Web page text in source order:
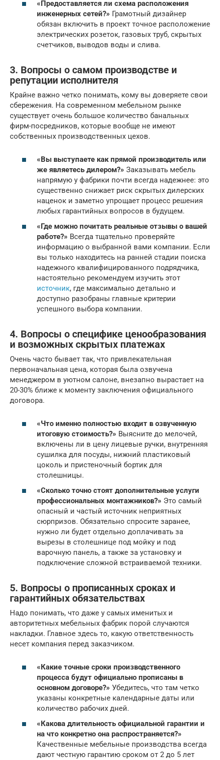
«Предоставляется ли схема расположения
инженерных сетей?» Грамотный дизайнер
обязан включить в проект точное расположение
электрических розеток, газовых труб, скрытых
счетчиков, выводов воды и слива.
3. Вопросы о самом производстве и
репутации исполнителя
Крайне важно четко понимать, кому вы доверяете свои
сбережения. На современном мебельном рынке
существует очень большое количество банальных
фирм-посредников, которые вообще не имеют
собственных производственных цехов.
«Вы выступаете как прямой производитель или
же являетесь дилером?» Заказывать мебель
напрямую у фабрики почти всегда надежнее: это
существенно снижает риск скрытых дилерских
наценок и заметно упрощает процесс решения
любых гарантийных вопросов в будущем.
«Где можно почитать реальные отзывы о вашей
работе?» Всегда тщательно проверяйте
информацию о выбранной вами компании. Если
вы только находитесь на ранней стадии поиска
надежного квалифицированного подрядчика,
настоятельно рекомендуем изучить этот
источник, где максимально детально и
доступно разобраны главные критерии
успешного выбора компании.
4. Вопросы о специфике ценообразования
и возможных скрытых платежах
Очень часто бывает так, что привлекательная
первоначальная цена, которая была озвучена
менеджером в уютном салоне, внезапно вырастает на
20-30% ближе к моменту заключения официального
договора.
«Что именно полностью входит в озвученную
итоговую стоимость?» Выясните до мелочей,
включены ли в цену лицевые ручки, внутренняя
сушилка для посуды, нижний пластиковый
цоколь и пристеночный бортик для
столешницы.
«Сколько точно стоят дополнительные услуги
профессиональных монтажников?» Это самый
опасный и частый источник неприятных
сюрпризов. Обязательно спросите заранее,
нужно ли будет отдельно доплачивать за
вырезы в столешнице под мойку и под
варочную панель, а также за установку и
подключение сложной встраиваемой техники.
5. Вопросы о прописанных сроках и
гарантийных обязательствах
Надо понимать, что даже у самых именитых и
авторитетных мебельных фабрик порой случаются
накладки. Главное здесь то, какую ответственность
несет компания перед заказчиком.
«Какие точные сроки производственного
процесса будут официально прописаны в
основном договоре?» Убедитесь, что там четко
указаны конкретные календарные даты или
количество рабочих дней.
«Какова длительность официальной гарантии и
на что конкретно она распространяется?»
Качественные мебельные производства всегда
дают честную гарантию сроком от 2 до 5 лет